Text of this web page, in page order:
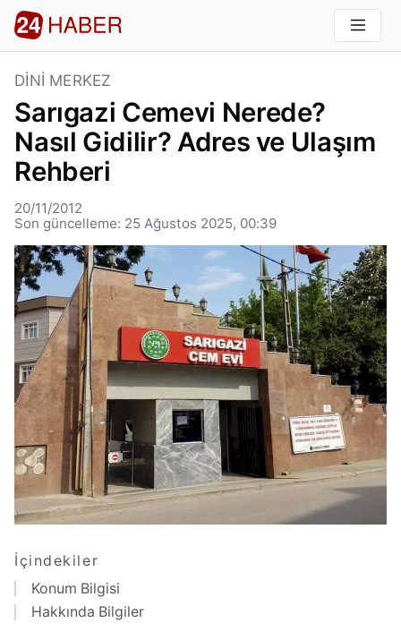
DINI MERKEZ
Sarıgazi Cemevi Nerede?
Nasıl Gidilir? Adres ve Ulaşım
Rehberi
20/11/2012
Son güncelleme: 25 Ağustos 2025, 00:39
İçindekiler
Konum Bilgisi
Hakkında Bilgiler